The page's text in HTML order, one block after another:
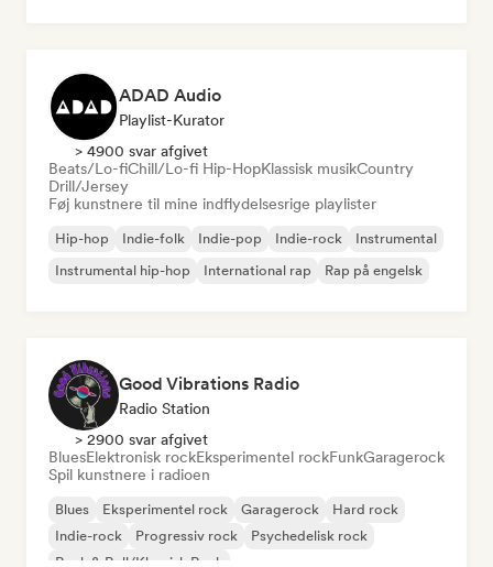
ADAD Audio
Playlist-Kurator
> 4900 svar afgivet
Beats/Lo-fiChill/Lo-fi Hip-HopKlassisk musikCountry
Drill/Jersey
Føj kunstnere til mine indflydelsesrige playlister
Hip-hop Indie-folk Indie-pop Indie-rock
Instrumental
Instrumental hip-hop
International rap Rap på engelsk
Good Vibrations Radio
Radio Station
> 2900 svar afgivet
BluesElektronisk rockEksperimentel rockFunkGaragerock
Spil kunstnere i radioen
Blues Eksperimentel rock Garagerock
Hard rock
Indie-rock
Progressiv rock
Psychedelisk rock
Rock & Roll/Klassisk Rock